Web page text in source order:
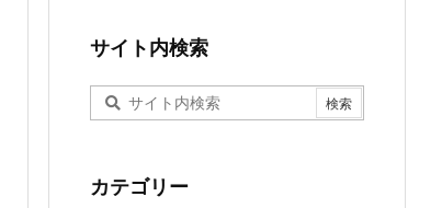
サイト内検索
カテゴリー